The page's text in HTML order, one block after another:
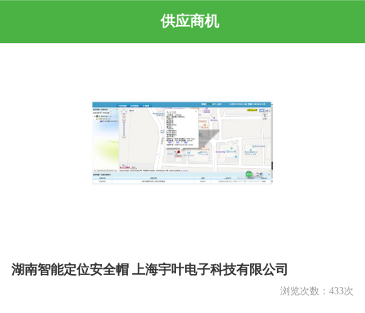
供应商机
湖南智能定位安全帽 上海宇叶电子科技有限公司
浏览次数： 433次